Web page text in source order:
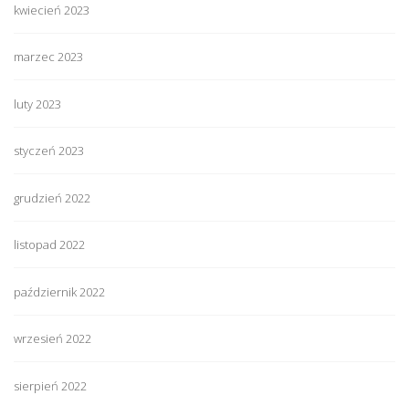
kwiecień 2023
marzec 2023
luty 2023
styczeń 2023
grudzień 2022
listopad 2022
październik 2022
wrzesień 2022
sierpień 2022